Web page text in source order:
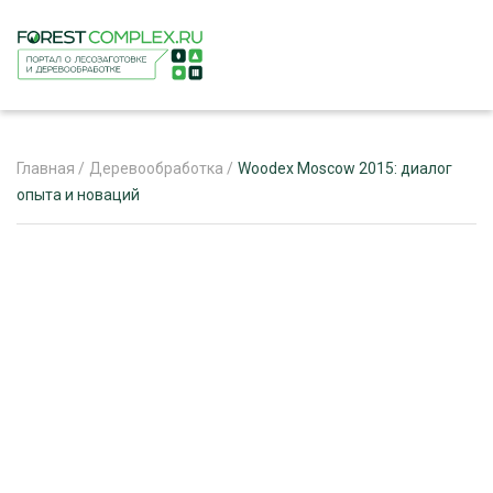
Главная / Деревообработка / Woodex Moscow 2015: диалог
опыта и новаций